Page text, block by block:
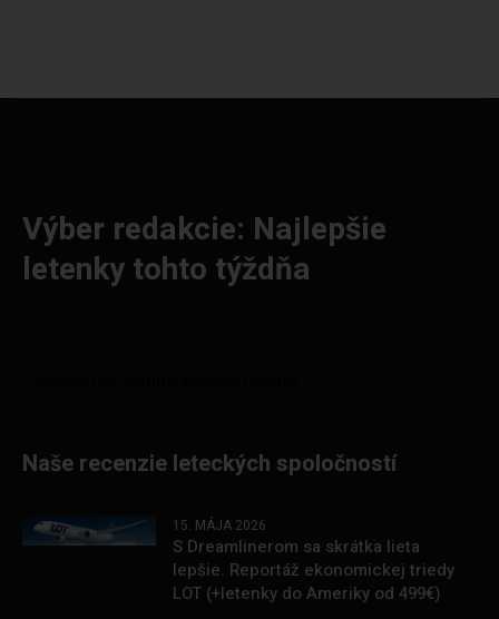
Výber redakcie: Najlepšie
letenky tohto týždňa
Naše recenzie leteckých spoločností
15. MÁJA 2026
S Dreamlinerom sa skrátka lieta
lepšie. Reportáž ekonomickej triedy
LOT (+letenky do Ameriky od 499€)